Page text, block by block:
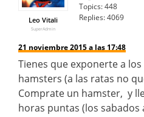
Leo Vitali
SuperAdmin
Topics:448
Replies:4069
21 noviembre 2015 a las 17:48
Tienes que exponerte a
hamsters (a las ratas no
Comprate un hamster, y
horas puntas (los